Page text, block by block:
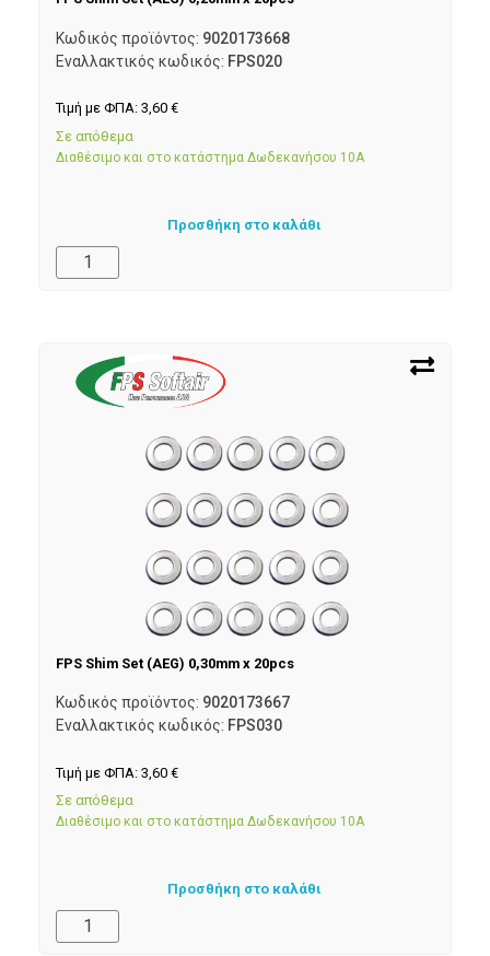
Κωδικός προϊόντος: 9020173668
Εναλλακτικός κωδικός: FPS020
Τιμή με ΦΠΑ: 3,60 €
Σε απόθεμα
Διαθέσιμο και στο κατάστημα Δωδεκανήσου 10Α
Προσθήκη στο καλάθι
FPS Shim Set (AEG) 0,30mm x 20pcs
Κωδικός προϊόντος: 9020173667
Εναλλακτικός κωδικός: FPS030
Τιμή με ΦΠΑ: 3,60 €
Σε απόθεμα
Διαθέσιμο και στο κατάστημα Δωδεκανήσου 10Α
Προσθήκη στο καλάθι